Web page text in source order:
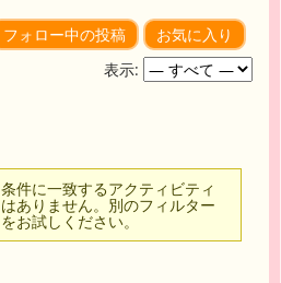
フォロー中の投稿
お気に入り
表示:
条件に一致するアクティビティ
はありません。別のフィルター
をお試しください。